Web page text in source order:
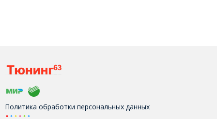
Политика обработки персональных данных